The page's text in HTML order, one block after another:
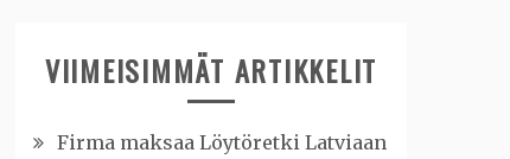
VIIMEISIMMÄT ARTIKKELIT
Firma maksaa Löytöretki Latviaan